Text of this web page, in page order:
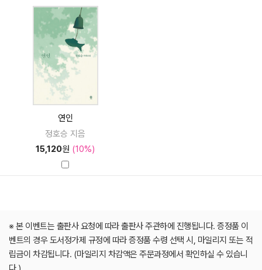
연인
정호승 지음
15,120원 (10%)
※ 본 이벤트는 출판사 요청에 따라 출판사 주관하에 진행됩니다. 증정품 이
벤트의 경우 도서정가제 규정에 따라 증정품 수령 선택 시, 마일리지 또는 적
립금이 차감됩니다. (마일리지 차감액은 주문과정에서 확인하실 수 있습니